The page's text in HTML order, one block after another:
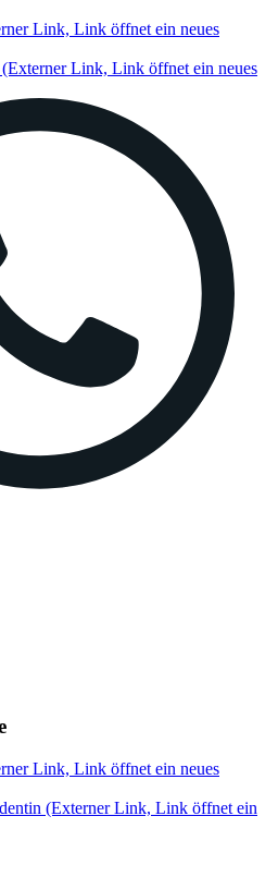
Link, Link öffnet ein neues
(Externer Link, Link öffnet ein neues
Link, Link öffnet ein neues
(Externer Link, Link öffnet ein